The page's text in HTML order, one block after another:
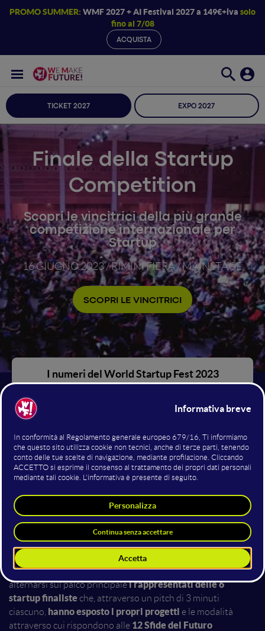
PROMO SUMMER: WMF 2027 + AI Festival 2027 a 149€+iva solo
fino al 7/08
ACQUISTA
TICKET 2027 EXPO 2027
Finale della Startup
Competition
Scopri le vincitrici della più grande
competizione internazionale per
Startup
16 GIUGNO 2023 / RIMINI FIERA / MAINSTAGE
SCOPRI LE VINCITRICI
I numeri del World Startup Fest 2023
Venerdì 16 giugno
Startup Competition del WMF 2023.
riferimento per startup, scaleup e investitori che si tiene
dentro al WMF - si è svolta laFinale della più grande
competizione internazionale per Startup , che ha coinvolto
realtà italiane ed estere chiamate apresentare i propri
progettia investitori, player di mercato, acceleratori, grandi
aziende e ai molteplici attori dell'ecosistema dell'innovazione
internazionale presenti al WMF 2023 (15, 16 e 17 giugno
Fiera di Rimini).
La gara, trasmessa in live streaming in tutto il mondo, ha visto
alternarsi sul palco principalei rappresentati delle 6
startup finalisteche, attraverso un pitch di 3 minuti
ciascuno, hanno esposto i propri progetti e le modalità
attraverso cui rispondono alle 12 Sfide del Futuro